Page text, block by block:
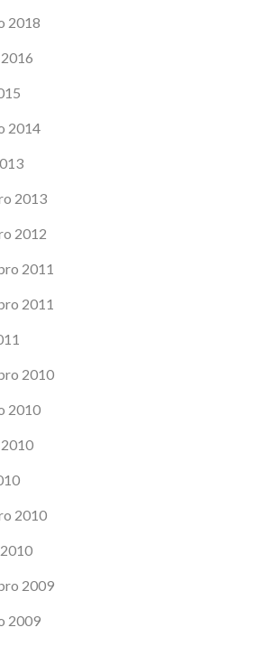
2018
2014
2013
2012
2011
2011
2010
2010
2010
2009
2009